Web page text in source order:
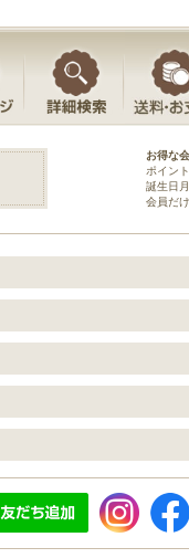
お得な
ポイン
誕生日
会員だ